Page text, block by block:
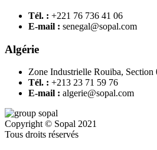
Tél. : +221 76 736 41 06
E-mail : senegal@sopal.com
Algérie
Zone Industrielle Rouiba,
Tél. : +213 23 71 59 76
E-mail : algerie@sopal.com
Copyright © Sopal 2021
Tous droits réservés